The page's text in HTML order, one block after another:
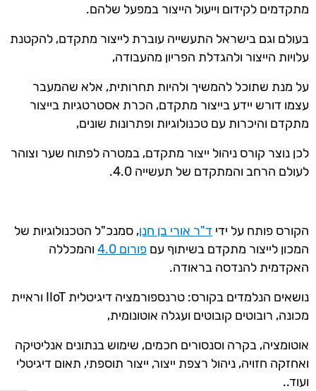
מתקדמים לקידום וייעול הייצור במפעל שלהם.
בעולם וגם בישראל התעשייה עוברת לייצור מתקדם, להקטנת
עלויות הייצור ולהגדלת הפריון מהעבודה,
על מנת שתוכל להמשיך ולהיות תחרותית, אלא שהמעבר
עצמו דורש יידע בייצור מתקדם, הכרת אסטרטגיות בייצור
מתקדם והיכרות עם טכנולוגיות ופתרונות שונים,
לכן נוצר קורס ניהול ייצור מתקדם, במטרה לפתוח שער וצוהר
לעולם הרחב והמתקדם של תעשייה 4.0.
הקורס פותח על ידי ד"ר אורי בן חנן, סמנכ"ל הטכנולוגיות של
המכון לייצור מתקדם בשיתוף עם פורום 4.0
והמכללה
האקדמית להנדסה בראודה.
נושאים הנלמדים בקורס: טרנספורמציה דיגיטלית IIoT וראיית
מכונה, רובוטים קובוטים ועגלה אוטונומית,
אוטומציה, בקרה וסנסורים חכמים, שימוש בנתונים אנליטיקה
ואחזקה חזויה, ניהול רצפת ייצור, ייצור תוספתי, תאום דיגיטלי
ועוד..